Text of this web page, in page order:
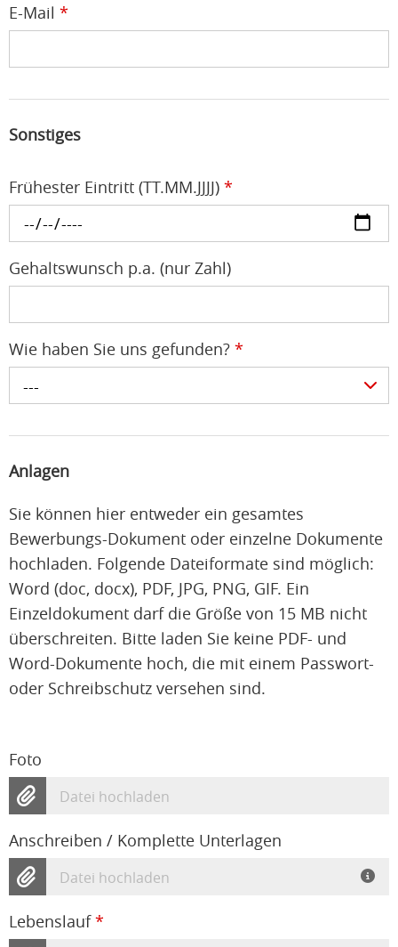
E-Mail *
Sonstiges
Frühester Eintritt (TT.MM.JJJJ) *
Gehaltswunsch p.a. (nur Zahl)
Wie haben Sie uns gefunden? *
---
Anlagen
Sie können hier entweder ein gesamtes
Bewerbungs-Dokument oder einzelne Dokumente
hochladen. Folgende Dateiformate sind möglich:
Word (doc, docx), PDF, JPG, PNG, GIF. Ein
Einzeldokument darf die Größe von 15 MB nicht
überschreiten. Bitte laden Sie keine PDF- und
Word-Dokumente hoch, die mit einem Passwort-
oder Schreibschutz versehen sind.
Foto
Datei hochladen
Anschreiben / Komplette Unterlagen
Datei hochladen
Lebenslauf*